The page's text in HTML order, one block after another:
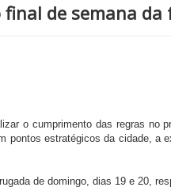
de semana da
o cumprimento das regras no
estratégicos da cidade, a
de domingo, dias 19 e 20,